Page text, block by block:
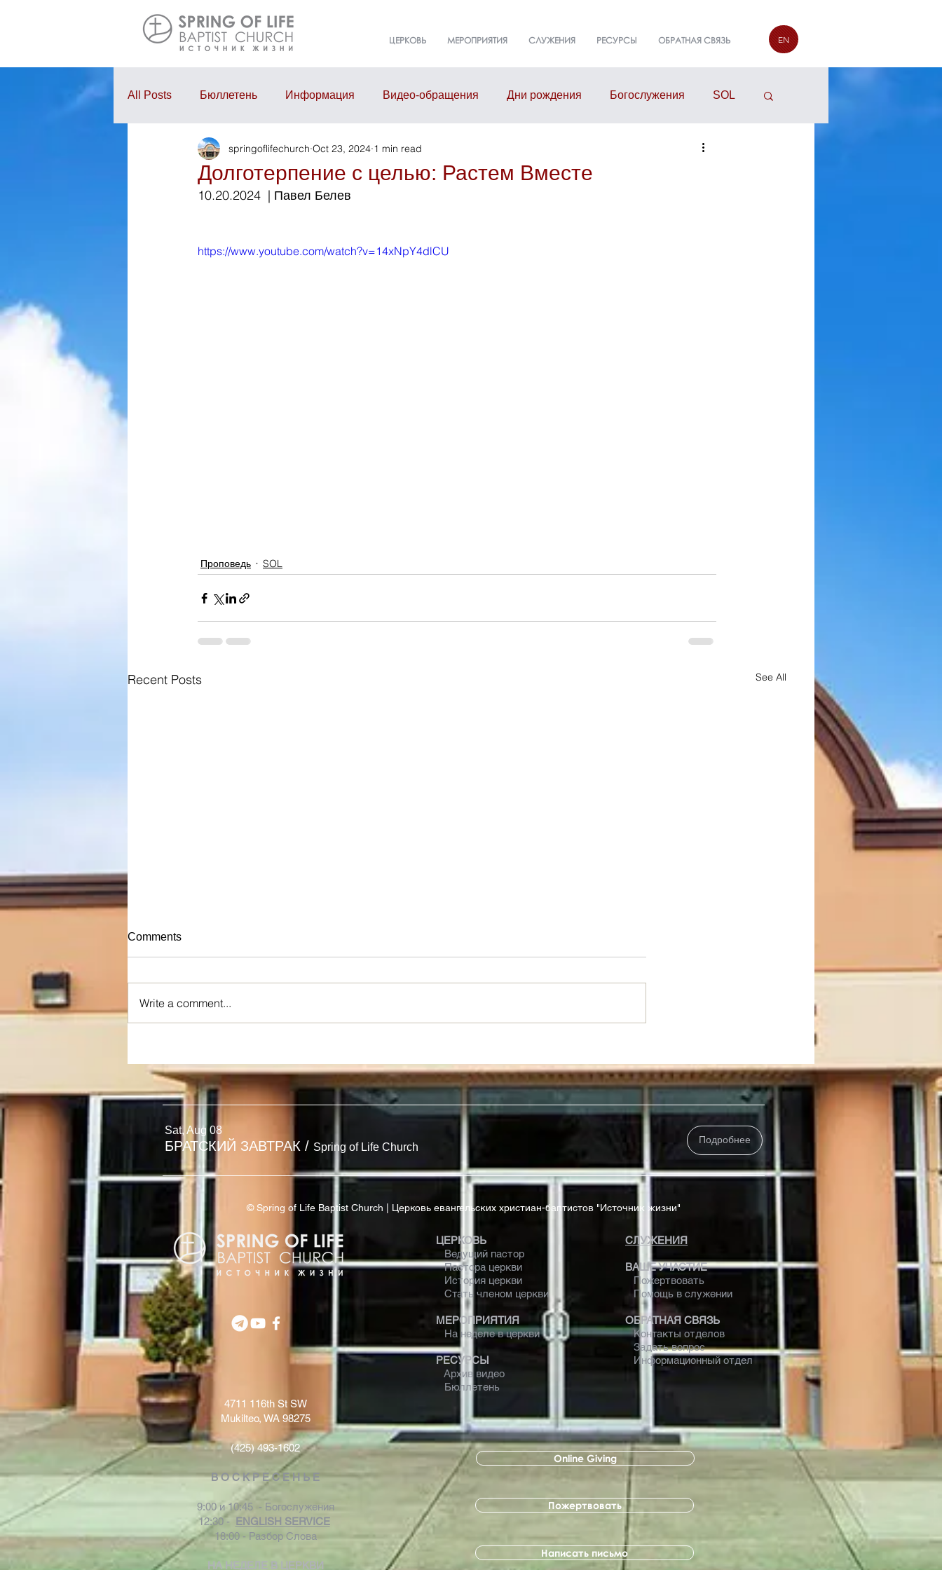
ЦЕРКОВЬ МЕРОПРИЯТИЯ СЛУЖЕНИЯ РЕСУРСЫ ОБРАТНАЯ СВЯЗЬ EN
All Posts Бюллетень Информация Видео-обращения Дни рождения Богослужения SOL
Проповедь Годовой отчёт События Event
Долготерпение с целью: Растем Вместе
springoflifechurch Oct 23, 2024 1 min read
10.20.2024  | Павел Белев
https://www.youtube.com/watch?v=14xNpY4dlCU
Проповедь SOL
Recent Posts See All
Праведности
Comments
Write a comment...
Sat, Aug 08
БРАТСКИЙ ЗАВТРАК / Spring of Life Church
Подробнее
© Spring of Life Baptist Church | Церковь евангельских христиан-баптистов "Источник жизни"
4711 116th St SW
Mukilteo, WA 98275
(425) 493-1602
В О С К Р Е С Е Н Ь Е
9:00 и 10:45 - Богослужения
12:30 -
ENGLISH SERVICE
18:00 - Разбор Слова
НА НЕДЕЛЕ В ЦЕРКВИ
ЦЕРКОВЬ
Ведущий пастор
Пастора церкви
История церкви
Стать членом церкви
МЕРОПРИЯТИЯ
На неделе в церкви
РЕСУРСЫ
Архив видео
Бюллетень
СЛУЖЕНИЯ
ВАШЕ УЧАСТИЕ
Пожертвовать
Помощь в служении
ОБРАТНАЯ СВЯЗЬ
Контакты отделов
Задать вопрос
Информационный отдел
Online Giving
Пожертвовать
Написать письмо